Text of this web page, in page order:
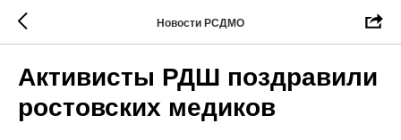
Новости РСДМО
Активисты РДШ поздравили
ростовских медиков